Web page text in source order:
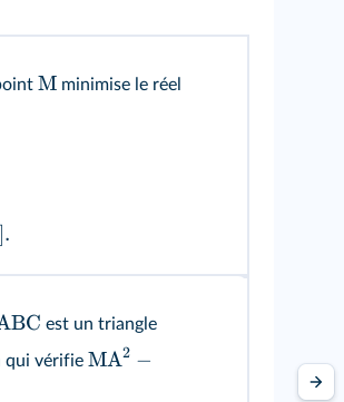
M minimise le réel
est un triangle
qui vérifie MA2 −